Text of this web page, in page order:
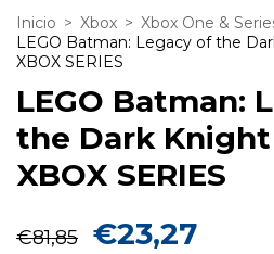
Inicio > Xbox > Xbox One &
LEGO Batman: Legacy of the
XBOX SERIES
LEGO Batman:
the Dark Knight
XBOX SERIES
€81,85 €23,27